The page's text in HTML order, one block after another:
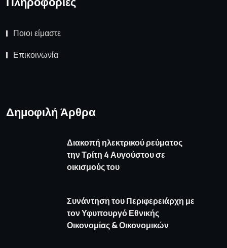
Ποιοι είμαστε
Επικοινωνία
Δημοφιλή Άρθρα
Διακοπή ηλεκτρικού ρεύματος
την Τρίτη 4 Αυγούστου σε
οικισμούς του
Συνάντηση του Περιφερειάρχη με
τον Υφυπουργό Εθνικής
Οικονομίας & Οικονομικών